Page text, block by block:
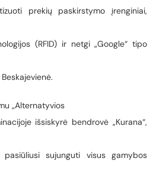
prekių paskirstymo įrenginiai,
(RFID) ir netgi „Google“ tipo
„Alternatyvios
išsiskyrė bendrovė „Kurana“,
sujunguti visus gamybos